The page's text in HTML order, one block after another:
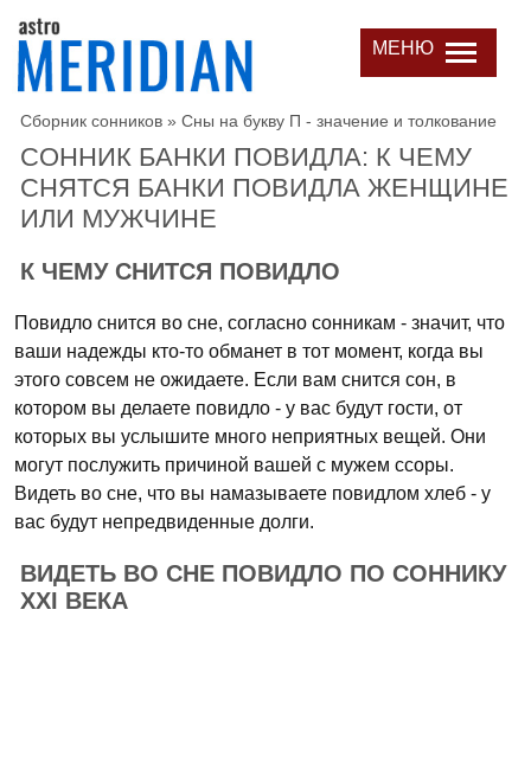
МЕНЮ
Сборник сонников » Сны на букву П - значение и толкование
СОННИК БАНКИ ПОВИДЛА: К ЧЕМУ
СНЯТСЯ БАНКИ ПОВИДЛА ЖЕНЩИНЕ
ИЛИ МУЖЧИНЕ
К ЧЕМУ СНИТСЯ ПОВИДЛО
Повидло снится во сне, согласно сонникам - значит, что
ваши надежды кто-то обманет в тот момент, когда вы
этого совсем не ожидаете. Если вам снится сон, в
котором вы делаете повидло - у вас будут гости, от
которых вы услышите много неприятных вещей. Они
могут послужить причиной вашей с мужем ссоры.
Видеть во сне, что вы намазываете повидлом хлеб - у
вас будут непредвиденные долги.
ВИДЕТЬ ВО СНЕ ПОВИДЛО ПО СОННИКУ
XXI ВЕКА